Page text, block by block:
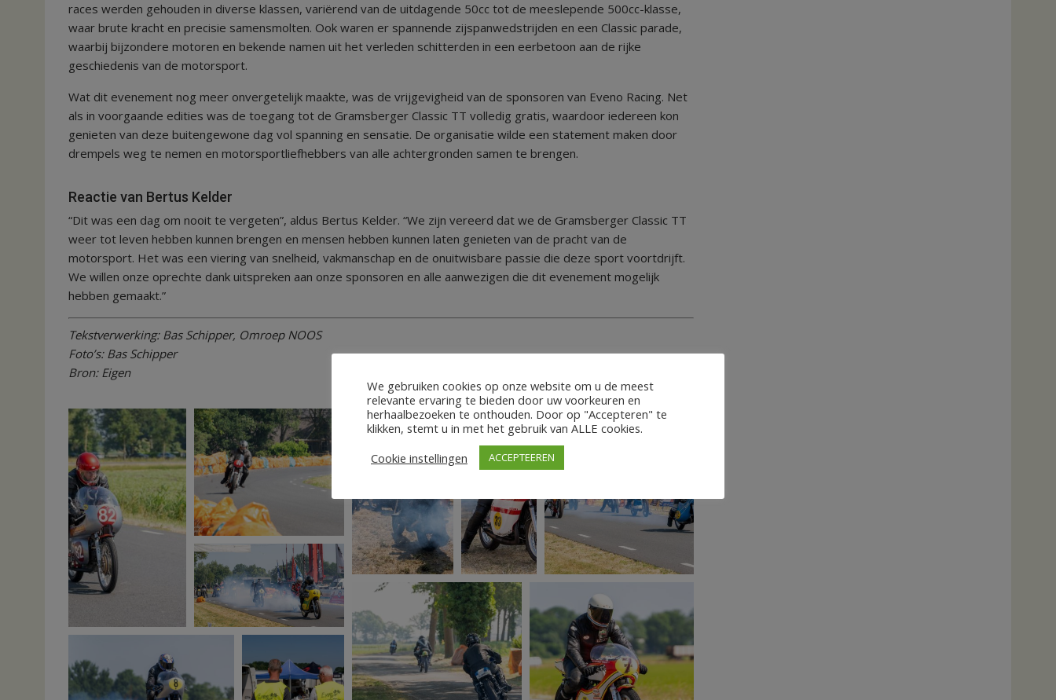
races werden gehouden in diverse klassen, variërend van de uitdagende 50cc tot de meeslepende 500cc-klasse,
waar brute kracht en precisie samensmolten. Ook waren er spannende zijspanwedstrijden en een Classic parade,
waarbij bijzondere motoren en bekende namen uit het verleden schitterden in een eerbetoon aan de rijke
geschiedenis van de motorsport.
Wat dit evenement nog meer onvergetelijk maakte, was de vrijgevigheid van de sponsoren van Eveno Racing. Net
als in voorgaande edities was de toegang tot de Gramsberger Classic TT volledig gratis, waardoor iedereen kon
genieten van deze buitengewone dag vol spanning en sensatie. De organisatie wilde een statement maken door
drempels weg te nemen en motorsportliefhebbers van alle achtergronden samen te brengen.
Reactie van Bertus Kelder
“Dit was een dag om nooit te vergeten”, aldus Bertus Kelder. “We zijn vereerd dat we de Gramsberger Classic TT
weer tot leven hebben kunnen brengen en mensen hebben kunnen laten genieten van de pracht van de
motorsport. Het was een viering van snelheid, vakmanschap en de onuitwisbare passie die deze sport voortdrijft.
We willen onze oprechte dank uitspreken aan onze sponsoren en alle aanwezigen die dit evenement mogelijk
hebben gemaakt.”
Tekstverwerking: Bas Schipper, Omroep NOOS
Foto’s: Bas Schipper
Bron: Eigen
We gebruiken cookies op onze website om u de meest
relevante ervaring te bieden door uw voorkeuren en
herhaalbezoeken te onthouden. Door op "Accepteren" te
klikken, stemt u in met het gebruik van ALLE cookies.
Cookie instellingen
ACCEPTEEREN